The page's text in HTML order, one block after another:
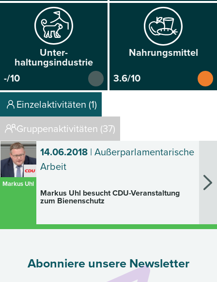
Unter­
haltungsindustrie
-/10
Nahrungs­mittel
3.6/10
Einzelaktivitäten (1)
Gruppenaktivitäten (37)
Markus Uhl
14.06.2018| Außerparlamentarische
Arbeit
Markus Uhl besucht CDU-Veranstaltung
zum Bienenschutz
Abonniere unsere Newsletter